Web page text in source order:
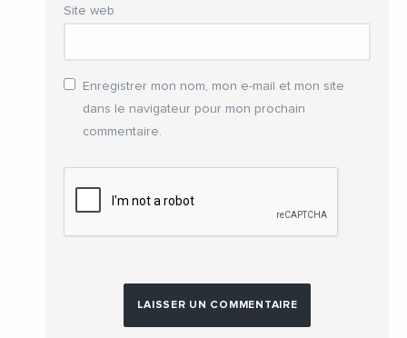
Site web
Enregistrer mon nom, mon e-mail et mon site
dans le navigateur pour mon prochain
commentaire.